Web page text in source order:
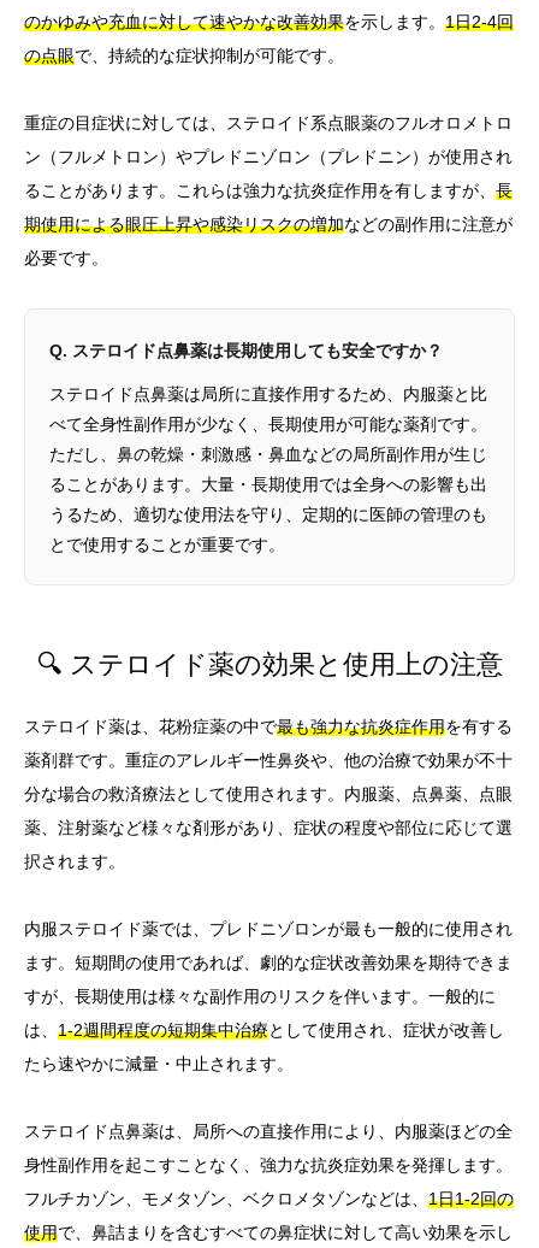
のかゆみや充血に対して速やかな改善効果を示します。 1日2-4回
の点眼で、持続的な症状抑制が可能です。
重症の目症状に対しては、ステロイド系点眼薬のフルオロメトロ
ン（フルメトロン）やプレドニゾロン（プレドニン）が使用され
ることがあります。これらは強力な抗炎症作用を有しますが、 長
期使用による眼圧上昇や感染リスクの増加などの副作用に注意が
必要です。
Q. ステロイド点鼻薬は長期使用しても安全ですか？
ステロイド点鼻薬は局所に直接作用するため、内服薬と比
べて全身性副作用が少なく、長期使用が可能な薬剤です。
ただし、鼻の乾燥・刺激感・鼻血などの局所副作用が生じ
ることがあります。大量・長期使用では全身への影響も出
うるため、適切な使用法を守り、定期的に医師の管理のも
とで使用することが重要です。
🔍 ステロイド薬の効果と使用上の注意
ステロイド薬は、花粉症薬の中で最も強力な抗炎症作用を有する
薬剤群です。重症のアレルギー性鼻炎や、他の治療で効果が不十
分な場合の救済療法として使用されます。内服薬、点鼻薬、点眼
薬、注射薬など様々な剤形があり、症状の程度や部位に応じて選
択されます。
内服ステロイド薬では、プレドニゾロンが最も一般的に使用され
ます。短期間の使用であれば、劇的な症状改善効果を期待できま
すが、長期使用は様々な副作用のリスクを伴います。一般的に
は、 1-2週間程度の短期集中治療として使用され、症状が改善し
たら速やかに減量・中止されます。
ステロイド点鼻薬は、局所への直接作用により、内服薬ほどの全
身性副作用を起こすことなく、強力な抗炎症効果を発揮します。
フルチカゾン、モメタゾン、ベクロメタゾンなどは、 1日1-2回の
使用で、鼻詰まりを含むすべての鼻症状に対して高い効果を示し